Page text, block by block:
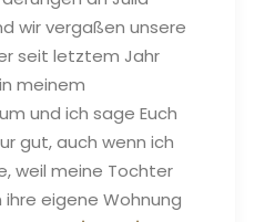
wir vergaßen unsere
seit letztem Jahr
meinem
und ich sage Euch
gut, auch wenn ich
weil meine Tochter
eigene Wohnung